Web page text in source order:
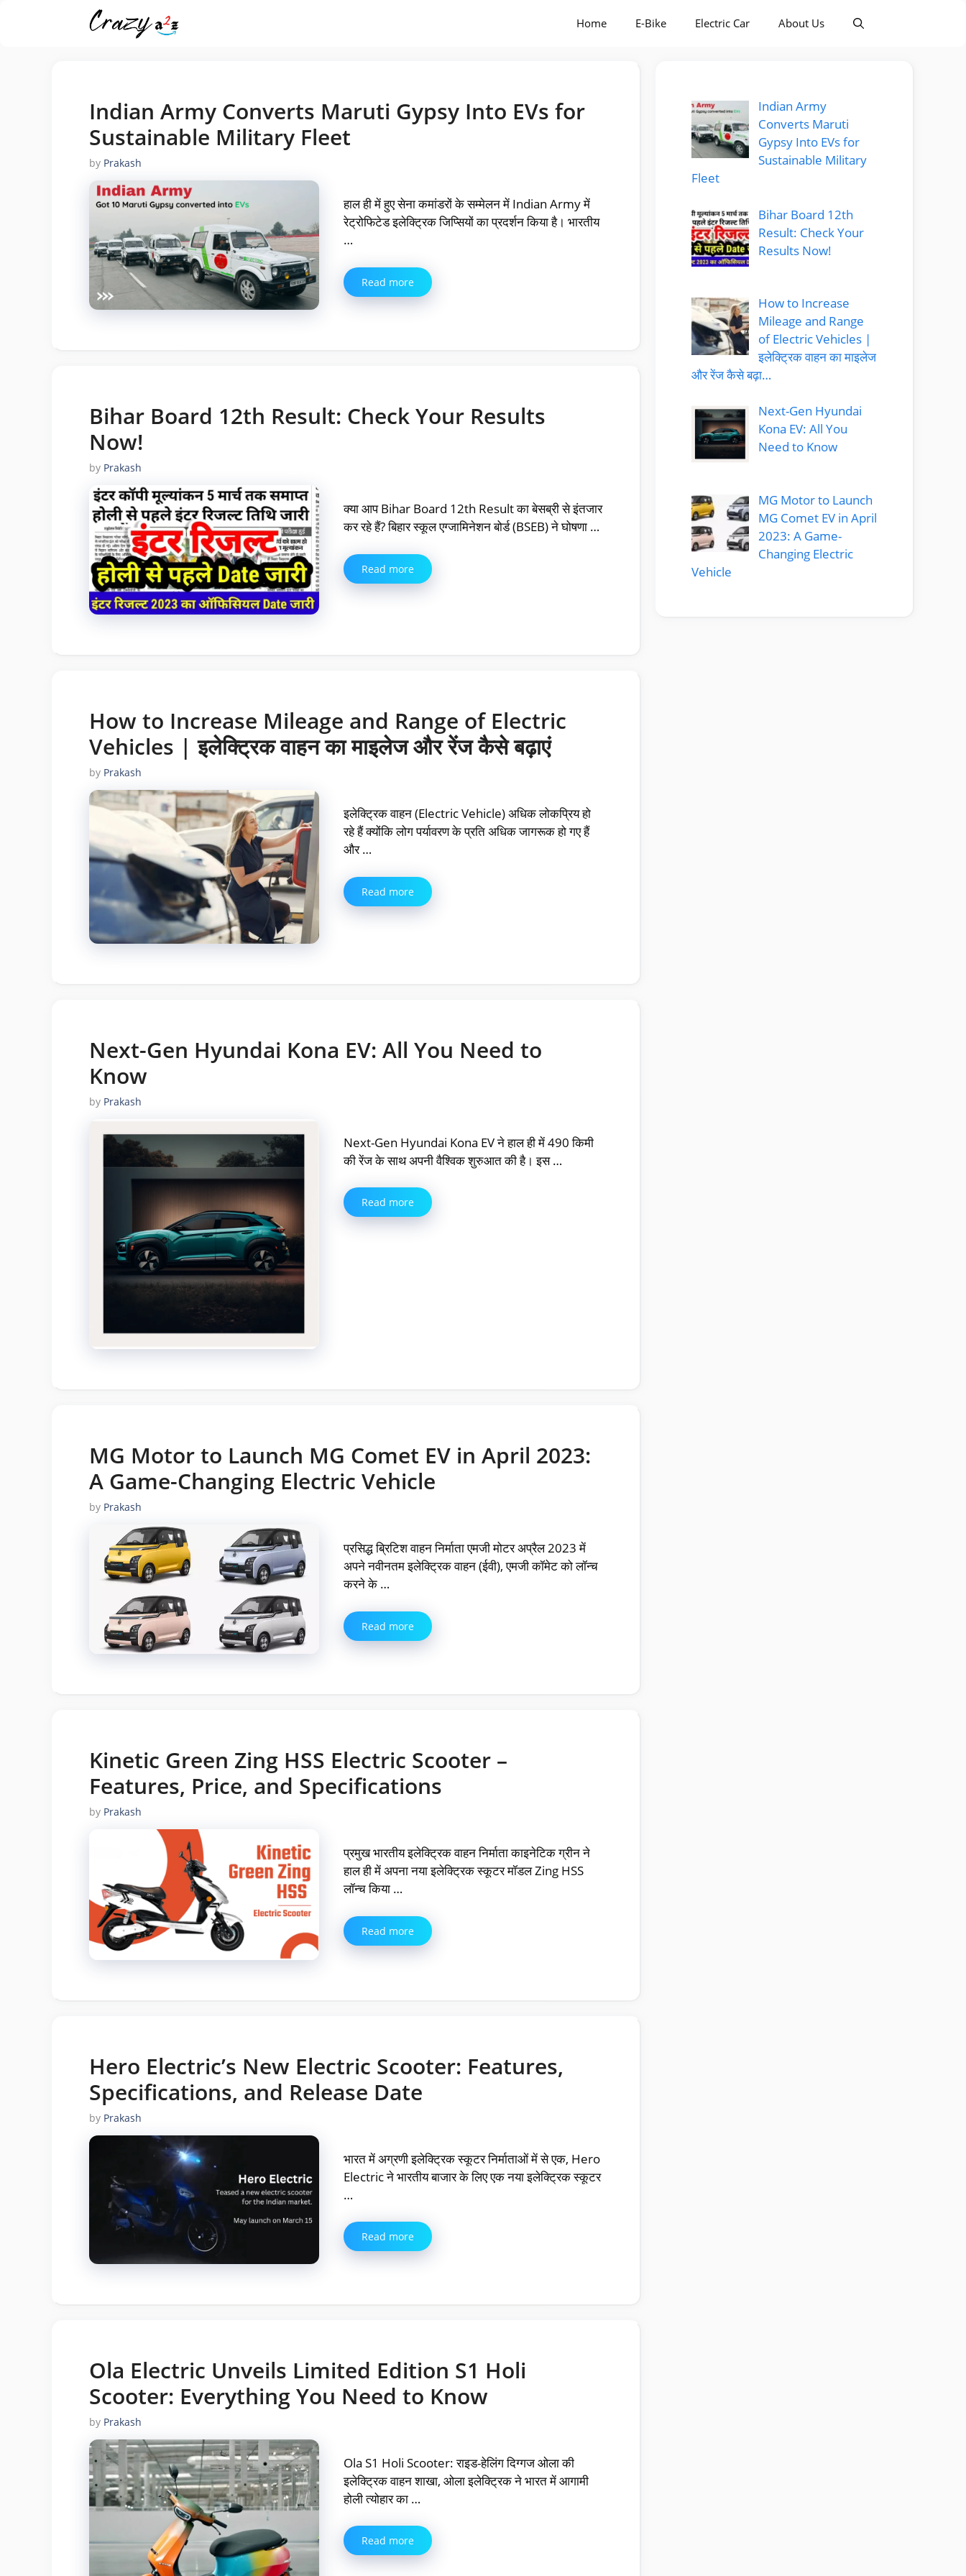
Home E-Bike Electric Car About Us
Indian Army Converts Maruti Gypsy Into EVs for
Sustainable Military Fleet
by Prakash
हाल ही में हुए सेना कमांडरों के सम्मेलन में Indian Army में
रेट्रोफिटेड इलेक्ट्रिक जिप्सियों का प्रदर्शन किया है। भारतीय
…
Read more
Bihar Board 12th Result: Check Your Results
Now!
by Prakash
क्या आप Bihar Board 12th Result का बेसब्री से इंतजार
कर रहे हैं? बिहार स्कूल एग्जामिनेशन बोर्ड (BSEB) ने घोषणा …
Read more
How to Increase Mileage and Range of Electric
Vehicles | इलेक्ट्रिक वाहन का माइलेज और रेंज कैसे बढ़ाएं
by Prakash
इलेक्ट्रिक वाहन (Electric Vehicle) अधिक लोकप्रिय हो
रहे हैं क्योंकि लोग पर्यावरण के प्रति अधिक जागरूक हो गए हैं
और …
Read more
Next-Gen Hyundai Kona EV: All You Need to
Know
by Prakash
Next-Gen Hyundai Kona EV ने हाल ही में 490 किमी
की रेंज के साथ अपनी वैश्विक शुरुआत की है। इस …
Read more
MG Motor to Launch MG Comet EV in April 2023:
A Game-Changing Electric Vehicle
by Prakash
प्रसिद्ध ब्रिटिश वाहन निर्माता एमजी मोटर अप्रैल 2023 में
अपने नवीनतम इलेक्ट्रिक वाहन (ईवी), एमजी कॉमेट को लॉन्च
करने के …
Read more
Kinetic Green Zing HSS Electric Scooter –
Features, Price, and Specifications
by Prakash
प्रमुख भारतीय इलेक्ट्रिक वाहन निर्माता काइनेटिक ग्रीन ने
हाल ही में अपना नया इलेक्ट्रिक स्कूटर मॉडल Zing HSS
लॉन्च किया …
Read more
Hero Electric’s New Electric Scooter: Features,
Specifications, and Release Date
by Prakash
भारत में अग्रणी इलेक्ट्रिक स्कूटर निर्माताओं में से एक, Hero
Electric ने भारतीय बाजार के लिए एक नया इलेक्ट्रिक स्कूटर
…
Read more
Ola Electric Unveils Limited Edition S1 Holi
Scooter: Everything You Need to Know
by Prakash
Ola S1 Holi Scooter: राइड-हेलिंग दिग्गज ओला की
इलेक्ट्रिक वाहन शाखा, ओला इलेक्ट्रिक ने भारत में आगामी
होली त्योहार का …
Read more
Indian Army
Converts Maruti
Gypsy Into EVs for
Sustainable Military
Fleet
Bihar Board 12th
Result: Check Your
Results Now!
How to Increase
Mileage and Range
of Electric Vehicles |
इलेक्ट्रिक वाहन का माइलेज
और रेंज कैसे बढ़ा…
Next-Gen Hyundai
Kona EV: All You
Need to Know
MG Motor to Launch
MG Comet EV in April
2023: A Game-
Changing Electric
Vehicle